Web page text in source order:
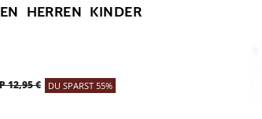
HERREN KINDER
12,95 € DU SPARST 55%